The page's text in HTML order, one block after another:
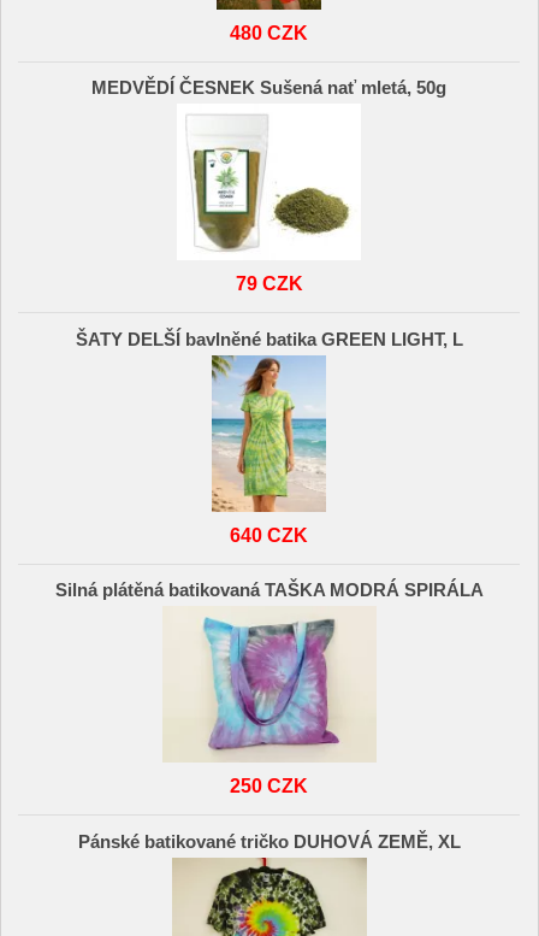
480 CZK
MEDVĚDÍ ČESNEK Sušená nať mletá, 50g
79 CZK
ŠATY DELŠÍ bavlněné batika GREEN LIGHT, L
640 CZK
Silná plátěná batikovaná TAŠKA MODRÁ SPIRÁLA
250 CZK
Pánské batikované tričko DUHOVÁ ZEMĚ, XL